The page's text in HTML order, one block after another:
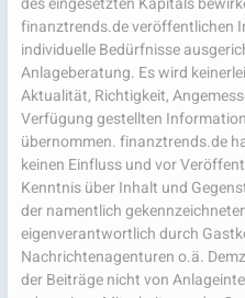
finanztrends.de veröffentlichen
individuelle Bedürfnisse
Anlageberatung. Es wird
Aktualität, Richtigkeit,
Verfügung gestellten
übernommen. finanztrends.de
keinen Einfluss und vor
Kenntnis über Inhalt und
der namentlich
eigenverantwortlich durch
Nachrichtenagenturen o.ä.
der Beiträge nicht von